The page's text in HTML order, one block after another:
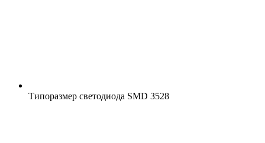
Типоразмер светодиода SMD 3528